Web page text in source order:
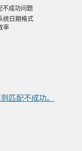
不成功问题
统日期格式
率
匹配不成功。